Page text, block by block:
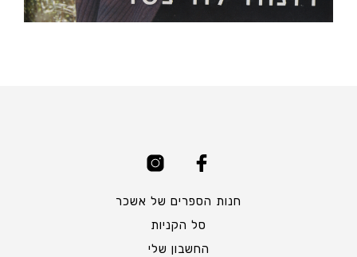
חנות הספרים של אשכר
סל הקניות
החשבון שלי